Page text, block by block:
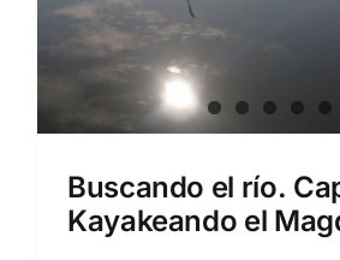
Buscando el río.
Kayakeando el